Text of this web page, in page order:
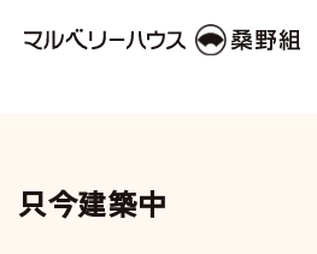
只今建築中